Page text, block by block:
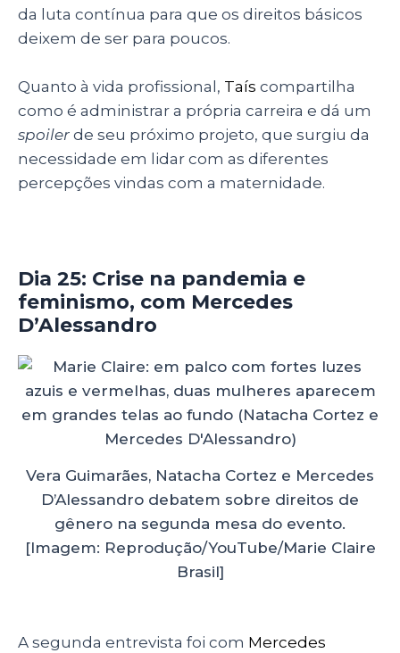
da luta contínua para que os direitos básicos
deixem de ser para poucos.
Quanto à vida profissional, Taís compartilha
como é administrar a própria carreira e dá um
spoiler de seu próximo projeto, que surgiu da
necessidade em lidar com as diferentes
percepções vindas com a maternidade.
Dia 25: Crise na pandemia e
feminismo, com Mercedes
D’Alessandro
Vera Guimarães, Natacha Cortez e Mercedes
D’Alessandro debatem sobre direitos de
gênero na segunda mesa do evento.
[Imagem: Reprodução/YouTube/Marie Claire
Brasil]
A segunda entrevista foi com Mercedes